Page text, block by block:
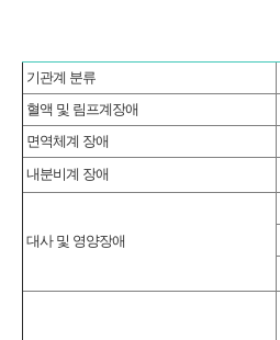
기관계 분류
혈액 및 림프계장애
면역체계 장애
내분비계 장애
대사 및 영양장애